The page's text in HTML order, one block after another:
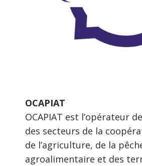
OCAPIAT
OCAPIAT est l’opérateur
des secteurs de la
de l’agriculture, de la
agroalimentaire et des